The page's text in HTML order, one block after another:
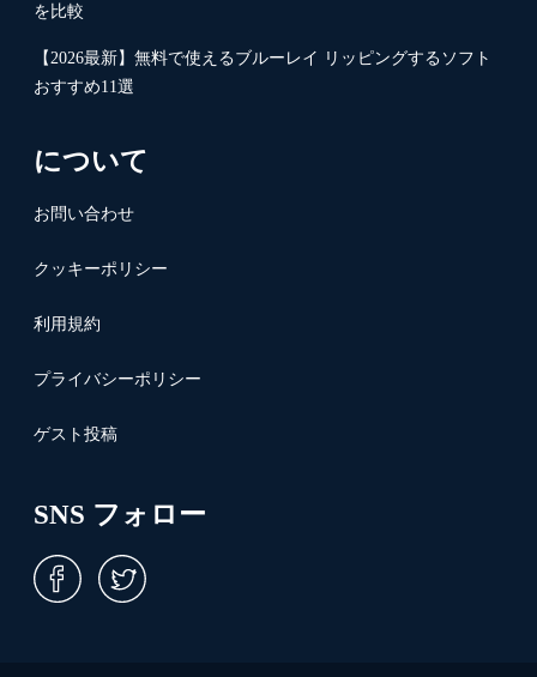
を比較
【2026最新】無料で使えるブルーレイ リッピングするソフト
おすすめ11選
について
お問い合わせ
クッキーポリシー
利用規約
プライバシーポリシー
ゲスト投稿
SNS フォロー